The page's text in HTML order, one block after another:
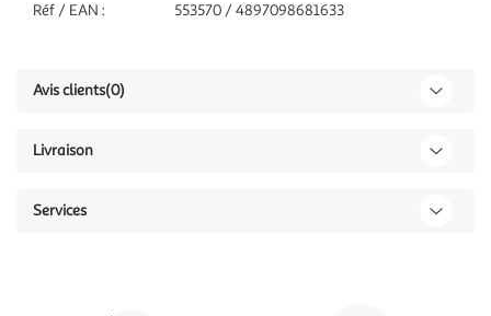
Réf / EAN : 553570 / 4897098681633
Avis clients(0)
Livraison
Services